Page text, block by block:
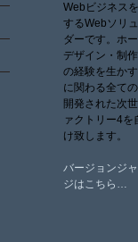
Webビジネス
するWebソリ
ダーです。ホ
デザイン・制
の経験を生か
に関わる全て
開発された次
ァクトリー4を
け致します。
バージョンジ
ジはこちら…